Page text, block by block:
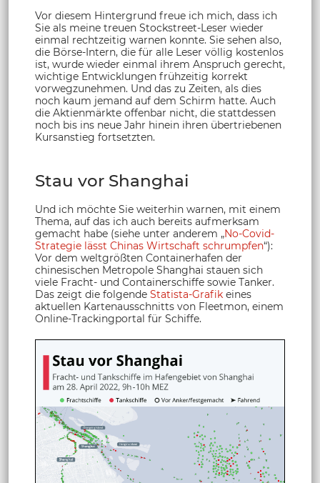
Vor diesem Hintergrund freue ich mich, dass ich
Sie als meine treuen Stockstreet-Leser wieder
einmal rechtzeitig warnen konnte. Sie sehen also,
die Börse-Intern, die für alle Leser völlig kostenlos
ist, wurde wieder einmal ihrem Anspruch gerecht,
wichtige Entwicklungen frühzeitig korrekt
vorwegzunehmen. Und das zu Zeiten, als dies
noch kaum jemand auf dem Schirm hatte. Auch
die Aktienmärkte offenbar nicht, die stattdessen
noch bis ins neue Jahr hinein ihren übertriebenen
Kursanstieg fortsetzten.
Stau vor Shanghai
Und ich möchte Sie weiterhin warnen, mit einem
Thema, auf das ich auch bereits aufmerksam
gemacht habe (siehe unter anderem „No-Covid-
Strategie lässt Chinas Wirtschaft schrumpfen“):
Vor dem weltgrößten Containerhafen der
chinesischen Metropole Shanghai stauen sich
viele Fracht- und Containerschiffe sowie Tanker.
Das zeigt die folgende Statista-Grafik eines
aktuellen Kartenausschnitts von Fleetmon, einem
Online-Trackingportal für Schiffe.